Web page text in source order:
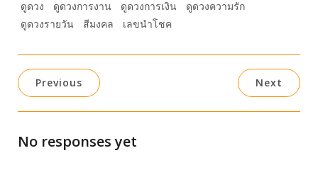
ดูดวง
ดูดวงการงาน ดูดวงการเงิน
ดูดวงความรัก
ดูดวงรายวัน
สีมงคล เลขนำโชค
Previous Next
No responses yet